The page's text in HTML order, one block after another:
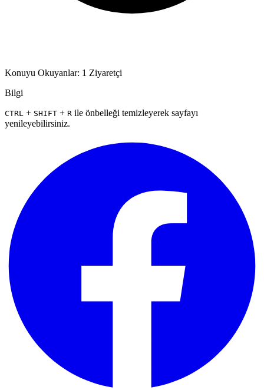
Konuyu Okuyanlar: 1 Ziyaretçi
Bilgi
CTRL + SHIFT + R ile önbelleği temizleyerek sayfayı
yenileyebilirsiniz.